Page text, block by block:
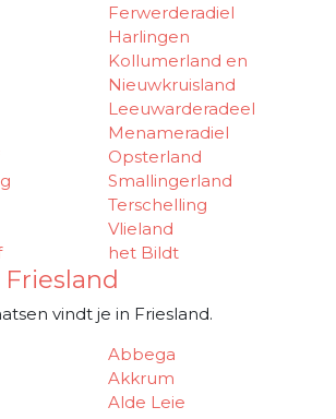
Ferwerderadiel
Harlingen
Kollumerland en
Nieuwkruisland
Leeuwarderadeel
Menameradiel
Opsterland
Smallingerland
Terschelling
Vlieland
het Bildt
vindt je in Friesland.
Abbega
Akkrum
Alde Leie